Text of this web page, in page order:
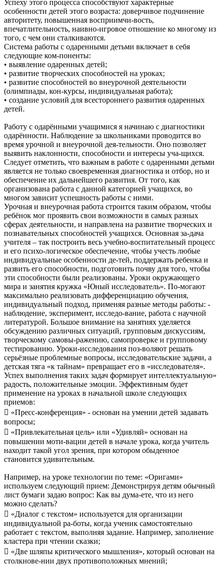
Успеху этого процесса способствуют характерные
особенности детей этого возраста: доверчивое подчинение
авторитету, повышенная восприимчи-вость,
впечатлительность, наивно-игровое отношение ко многому из
того, с чем они сталкиваются.
Система работы с одаренными детьми включает в себя
следующие ком-поненты:
• выявление одаренных детей;
• развитие творческих способностей на уроках;
• развитие способностей во внеурочной деятельности
(олимпиады, кон-курсы, индивидуальная работа);
• создание условий для всестороннего развития одаренных
детей.
Работу с одарёнными учащимися я начинаю с диагностики
одарённости. Наблюдение за школьниками проводится во
время урочной и внеурочной дея-тельности. Оно позволяет
выявить наклонности, способности и интересы уча-щихся.
Следует отметить, что важным в работе с одаренными детьми
является не только своевременная диагностика и отбор, но и
обеспечение их дальнейшего развития. От того, как
организована работа с данной категорией учащихся, во
многом зависит успешность работы с ними.
Урочная и внеурочная работа строится таким образом, чтобы
ребёнок мог проявить свои возможности в самых разных
сферах деятельности, и направлена на развитие творческих и
познавательных способностей учащихся. Основная за-дача
учителя – так построить весь учебно-воспитательный процесс
и его психо-логическое обеспечение, чтобы учесть любые
индивидуальные особенности де-тей, поддержать ребенка и
развить его способности, подготовить почву для того, чтобы
эти способности были реализованы. Уроки окружающего
мира и занятия кружка «Юный исследователь». По-могают
максимально реализовать дифференциацию обучения,
индивидуальный подход, применяя разные методы работы: -
наблюдение, эксперимент, исследо-вание, работа с научной
литературой. Большое внимание на занятиях уделяется
обсуждению различных ситуаций, групповым дискуссиям,
творческому самовы-ражению, самопроверке и групповому
тестированию. Уроки-исследования поз-воляют решать
серьёзные проблемные вопросы, исследовательские задачи, а
детская тяга «к тайнам» превращает его в «исследователя».
Успех выполнения таких задач формирует интеллектуальную»
радость, положительные эмоции. Эффективным будет
применение на уроках в начальной школе следующих
приемов:
 «Пресс-конференция» - основан на умении детей задавать
вопросы;
 «Привлекательная цель» или «Удивляй» основан на
повышении моти-вации детей в начале урока, когда учитель
находит такой угол зрения, при котором обыденное
становится удивительным.
Например, на уроке технологии по теме: «Оригами»
используем следующий прием: Демонстрируя детям обычный
лист бумаги задаю вопрос: Как вы дума-ете, что из него
можно сделать?
 «Диалог с текстом» используется для организации
индивидуальной ра-боты, когда ученик самостоятельно
работает с текстом, выполняя задание. Например, заполнение
кластера при чтении сказки;
 «Две шляпы критического мышления», который основан на
столкнове-нии двух противоположных мнений;